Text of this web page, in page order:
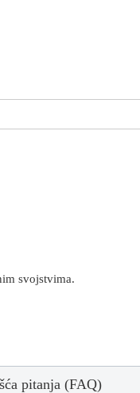
svojstvima.
pitanja (FAQ)